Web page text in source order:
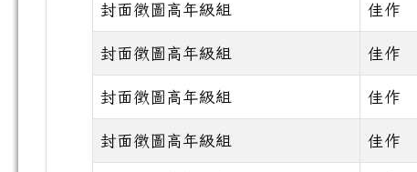
封面徵圖高年級組 佳作
封面徵圖高年級組 佳作
封面徵圖高年級組 佳作
封面徵圖高年級組 佳作